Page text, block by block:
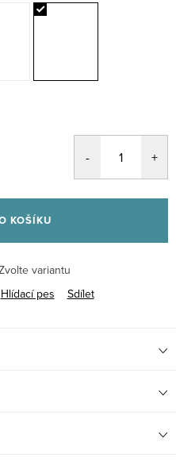
KOŠÍKU
variantu
Hlídací pes Sdílet